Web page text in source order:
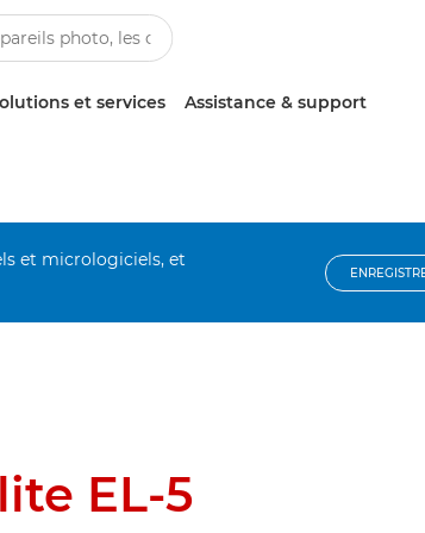
et services Assistance & support
et micrologiciels, et
EL-5